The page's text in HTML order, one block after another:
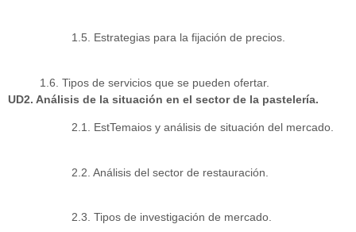
1.5. Estrategias para la fijación de precios.
1.6. Tipos de servicios que se pueden ofertar.
UD2. Análisis de la situación en el sector de la pastelería.
2.1. EstTemaios y análisis de situación del mercado.
2.2. Análisis del sector de restauración.
2.3. Tipos de investigación de mercado.